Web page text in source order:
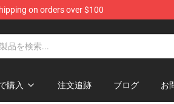
on orders over $100
購入 注文追跡 ブログ お